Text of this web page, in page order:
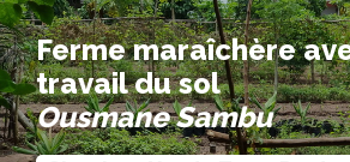
Ferme maraîchère
travail du sol
Ousmane Sambu